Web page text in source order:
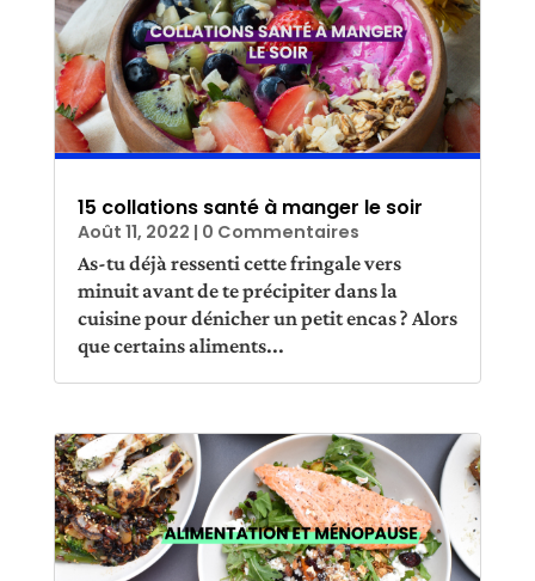
15 collations santé à manger le soir
Août 11, 2022 | 0 Commentaires
As-tu déjà ressenti cette fringale vers
minuit avant de te précipiter dans la
cuisine pour dénicher un petit encas ? Alors
que certains aliments...